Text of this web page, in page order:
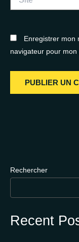
Enregistrer mon
navigateur pour
Rechercher
Recent